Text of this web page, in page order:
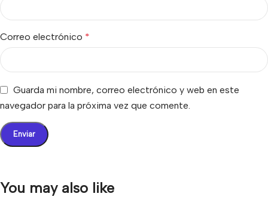
Correo electrónico *
Guarda mi nombre, correo electrónico y web en este
navegador para la próxima vez que comente.
You may also like